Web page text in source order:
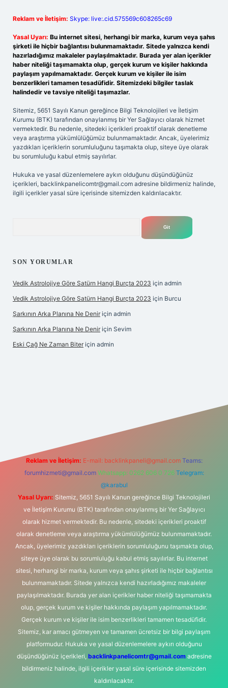
Reklam ve İletişim: Skype: live:.cid.575569c608265c69
Yasal Uyarı: Bu internet sitesi, herhangi bir marka, kurum veya şahıs
şirketi ile hiçbir bağlantısı bulunmamaktadır. Sitede yalnızca kendi
hazırladığımız makaleler paylaşılmaktadır. Burada yer alan içerikler
haber niteliği taşımamakta olup, gerçek kurum ve kişiler hakkında
paylaşım yapılmamaktadır. Gerçek kurum ve kişiler ile isim
benzerlikleri tamamen tesadüfidir. Sitemizdeki bilgiler taslak
halindedir ve tavsiye niteliği taşımazlar.
Sitemiz, 5651 Sayılı Kanun gereğince Bilgi Teknolojileri ve İletişim
Kurumu (BTK) tarafından onaylanmış bir Yer Sağlayıcı olarak hizmet
vermektedir. Bu nedenle, sitedeki içerikleri proaktif olarak denetleme
veya araştırma yükümlülüğümüz bulunmamaktadır. Ancak, üyelerimiz
yazdıkları içeriklerin sorumluluğunu taşımakta olup, siteye üye olarak
bu sorumluluğu kabul etmiş sayılırlar.
Hukuka ve yasal düzenlemelere aykırı olduğunu düşündüğünüz
içerikleri, backlinkpanelicomtr@gmail.com adresine bildirmeniz halinde,
ilgili içerikler yasal süre içerisinde sitemizden kaldırılacaktır.
SON YORUMLAR
Vedik Astrolojiye Göre Satürn Hangi Burçta 2023 için admin
Vedik Astrolojiye Göre Satürn Hangi Burçta 2023 için Burcu
Şarkının Arka Planına Ne Denir için admin
Şarkının Arka Planına Ne Denir için Sevim
Eski Çağ Ne Zaman Biter için admin
Reklam ve İletişim: E-mail: backlinkpaneli@gmail.com Teams:
forumhizmeti@gmail.com Whatsapp: 0262 606 0 726 Telegram:
@karabul
Yasal Uyarı: Sitemiz, 5651 Sayılı Kanun gereğince Bilgi Teknolojileri
ve İletişim Kurumu (BTK) tarafından onaylanmış bir Yer Sağlayıcı
olarak hizmet vermektedir. Bu nedenle, sitedeki içerikleri proaktif
olarak denetleme veya araştırma yükümlülüğümüz bulunmamaktadır.
Ancak, üyelerimiz yazdıkları içeriklerin sorumluluğunu taşımakta olup,
siteye üye olarak bu sorumluluğu kabul etmiş sayılırlar. Bu internet
sitesi, herhangi bir marka, kurum veya şahıs şirketi ile hiçbir bağlantısı
bulunmamaktadır. Sitede yalnızca kendi hazırladığımız makaleler
paylaşılmaktadır. Burada yer alan içerikler haber niteliği taşımamakta
olup, gerçek kurum ve kişiler hakkında paylaşım yapılmamaktadır.
Gerçek kurum ve kişiler ile isim benzerlikleri tamamen tesadüfidir.
Sitemiz, kar amacı gütmeyen ve tamamen ücretsiz bir bilgi paylaşım
platformudur. Hukuka ve yasal düzenlemelere aykırı olduğunu
düşündüğünüz içerikleri, backlinkpanelicomtr@gmail.comadresine
bildirmeniz halinde, ilgili içerikler yasal süre içerisinde sitemizden
kaldırılacaktır.